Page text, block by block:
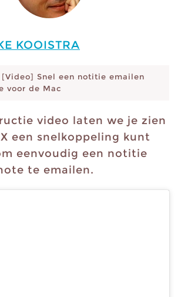
KOOISTRA
[Video] Snel een notitie emailen
voor de Mac
video laten we je zien
een snelkoppeling kunt
eenvoudig een notitie
te emailen.